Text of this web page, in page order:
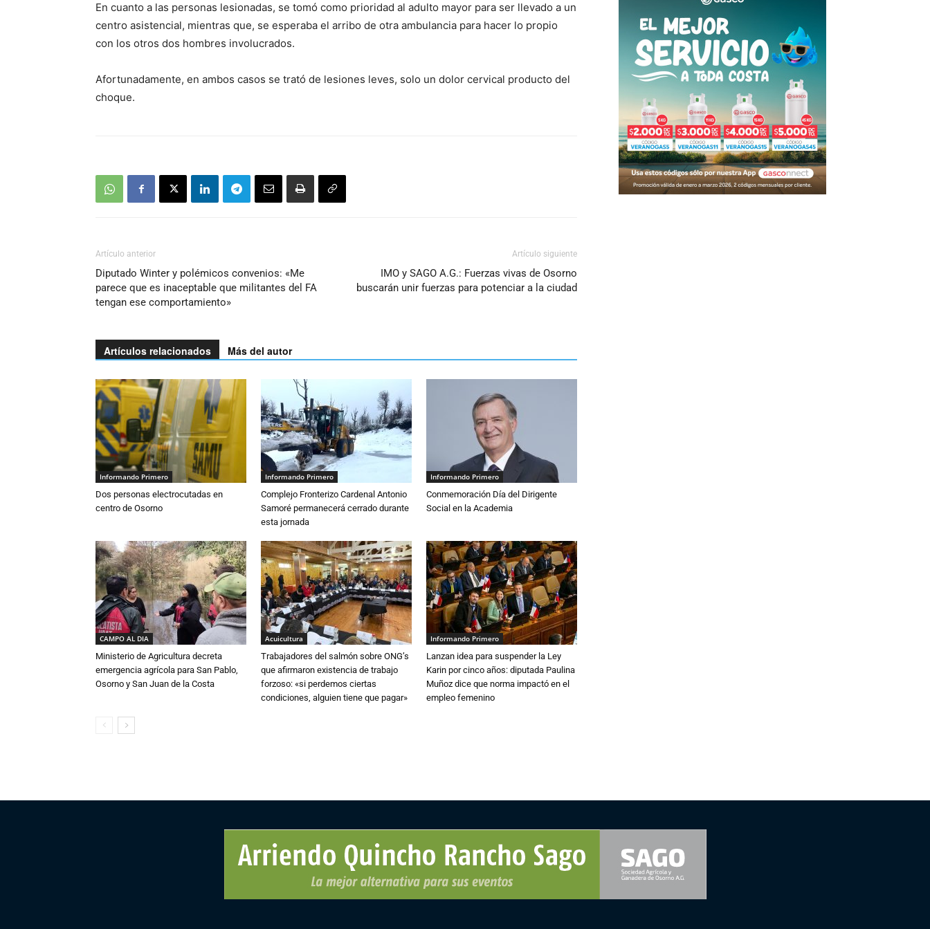
flecha
arriba/abajo
o
En cuanto a las personas lesionadas, se tomó como prioridad al adulto mayor para ser llevado a un
centro asistencial, mientras que, se esperaba el arribo de otra ambulancia para hacer lo propio
con los otros dos hombres involucrados.
Afortunadamente, en ambos casos se trató de lesiones leves, solo un dolor cervical producto del
choque.
Artículo anterior
Diputado Winter y polémicos convenios: «Me
parece que es inaceptable que militantes del FA
tengan ese comportamiento»
Artículo siguiente
IMO y SAGO A.G.: Fuerzas vivas de Osorno
buscarán unir fuerzas para potenciar a la ciudad
Artículos relacionados Más del autor
Informando Primero
Dos personas electrocutadas en
centro de Osorno
Informando Primero
Complejo Fronterizo Cardenal Antonio
Samoré permanecerá cerrado durante
esta jornada
Informando Primero
Conmemoración Día del Dirigente
Social en la Academia
CAMPO AL DIA
Ministerio de Agricultura decreta
emergencia agrícola para San Pablo,
Osorno y San Juan de la Costa
Acuicultura
Trabajadores del salmón sobre ONG’s
que afirmaron existencia de trabajo
forzoso: «si perdemos ciertas
condiciones, alguien tiene que pagar»
Informando Primero
Lanzan idea para suspender la Ley
Karin por cinco años: diputada Paulina
Muñoz dice que norma impactó en el
empleo femenino